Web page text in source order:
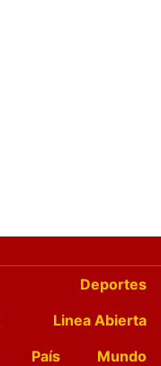
Deportes
Linea Abierta
País
Mundo